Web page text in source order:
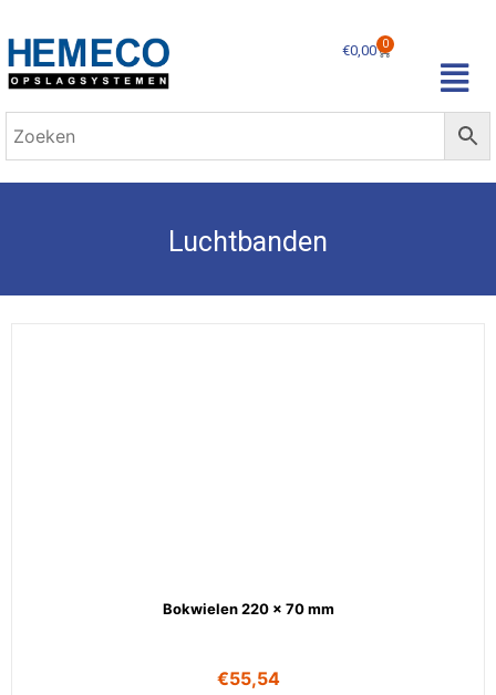
€0,00 0
Luchtbanden
Bokwielen 220 x 70 mm
€55,54